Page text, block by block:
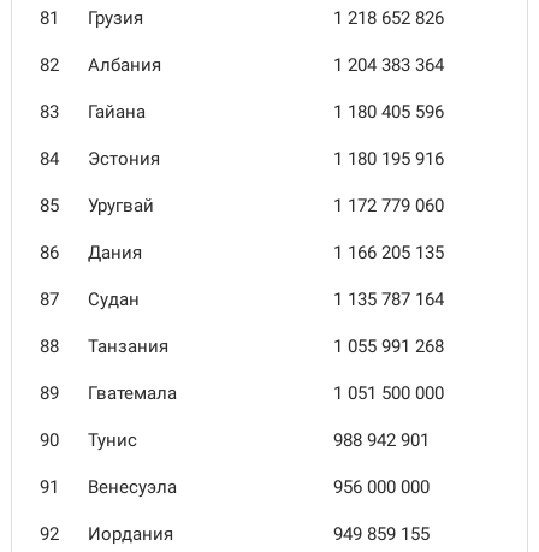
81 Грузия 1 218 652 826
82 Албания 1 204 383 364
83 Гайана 1 180 405 596
84 Эстония 1 180 195 916
85 Уругвай 1 172 779 060
86 Дания 1 166 205 135
87 Судан 1 135 787 164
88 Танзания 1 055 991 268
89 Гватемала 1 051 500 000
90 Тунис 988 942 901
91 Венесуэла 956 000 000
92 Иордания 949 859 155